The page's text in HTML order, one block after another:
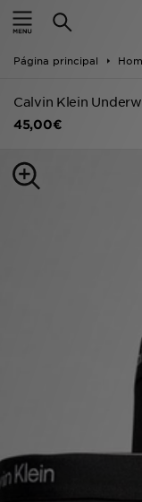
Página principal
Calvin Klein
45,00€
Hombre
Mujer
Estilo